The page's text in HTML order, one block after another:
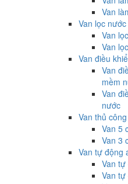
Van
Van lọc nước
Van
Van
Van điều
Van
mềm
Van
nước
Van thủ
Van 5
Van 3
Van tự động
Van
Van